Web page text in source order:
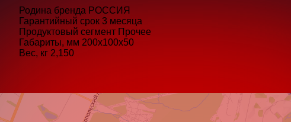
Родина бренда РОССИЯ
Гарантийный срок 3 месяца
Продуктовый сегмент Прочее
Габариты, мм 200x100x50
Вес, кг 2,150
Ваше имя